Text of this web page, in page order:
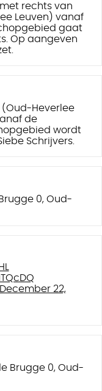
rechts van
Leuven) vanaf
gaat
Op aangeven
(Oud-Heverlee
de
wordt
Schrijvers.
0, Oud-
December 22,
Brugge 0, Oud-